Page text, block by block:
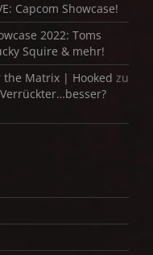
Capcom Showcase!
2022: Toms
Squire & mehr!
the Matrix | Hooked zu